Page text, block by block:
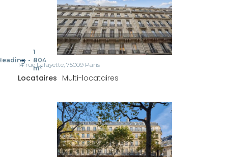
-
1
804
m²
14 rue Lafayette, 75009 Paris
Locataires Multi-locataires